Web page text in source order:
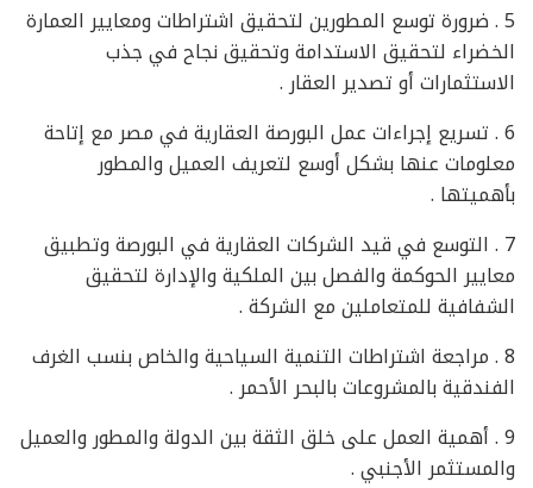
5 . ضرورة توسع المطورين لتحقيق اشتراطات ومعايير العمارة
الخضراء لتحقيق الاستدامة وتحقيق نجاح في جذب
الاستثمارات أو تصدير العقار .
6 . تسريع إجراءات عمل البورصة العقارية في مصر مع إتاحة
معلومات عنها بشكل أوسع لتعريف العميل والمطور
بأهميتها .
7 . التوسع في قيد الشركات العقارية في البورصة وتطبيق
معايير الحوكمة والفصل بين الملكية والإدارة لتحقيق
الشفافية للمتعاملين مع الشركة .
8 . مراجعة اشتراطات التنمية السياحية والخاص بنسب الغرف
الفندقية بالمشروعات بالبحر الأحمر .
9 . أهمية العمل على خلق الثقة بين الدولة والمطور والعميل
والمستثمر الأجنبي .